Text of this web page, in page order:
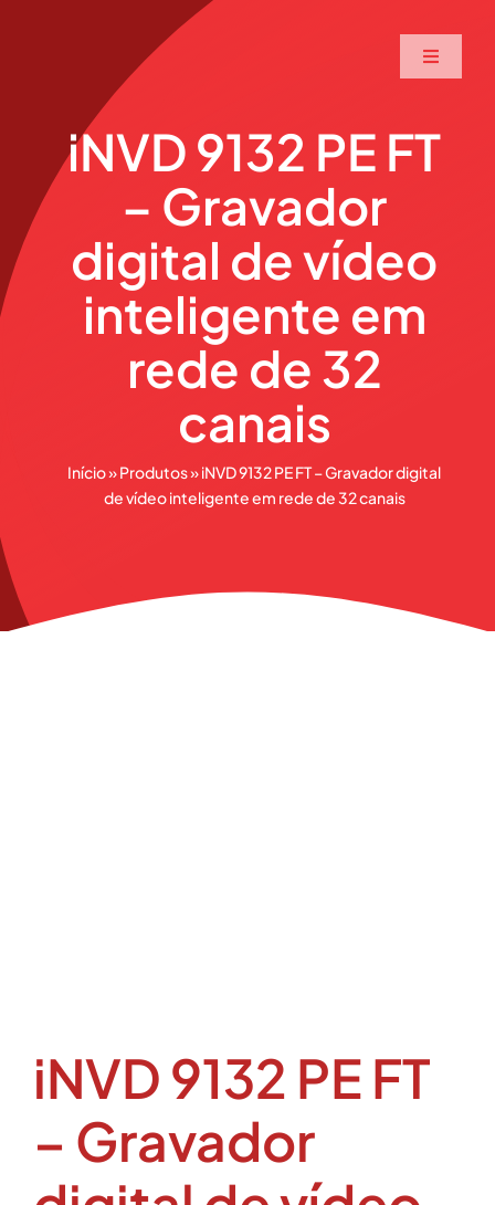
Toggle
A Maxtec
Serviços
Soluções
Produtos
Parceiros
iNVD 9132 PE FT
– Gravador
digital de vídeo
inteligente em
rede de 32
canais
Início»Produtos»iNVD 9132 PE FT – Gravador digital
de vídeo inteligente em rede de 32 canais
iNVD 9132 PE FT
– Gravador